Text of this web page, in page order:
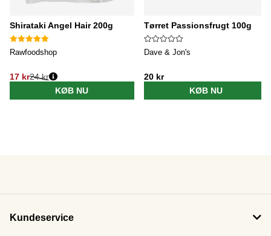
Shirataki Angel Hair 200g
Rawfoodshop
17 kr24 kr
KØB NU
Tørret Passionsfrugt 100g
Dave & Jon's
20 kr
KØB NU
Kundeservice